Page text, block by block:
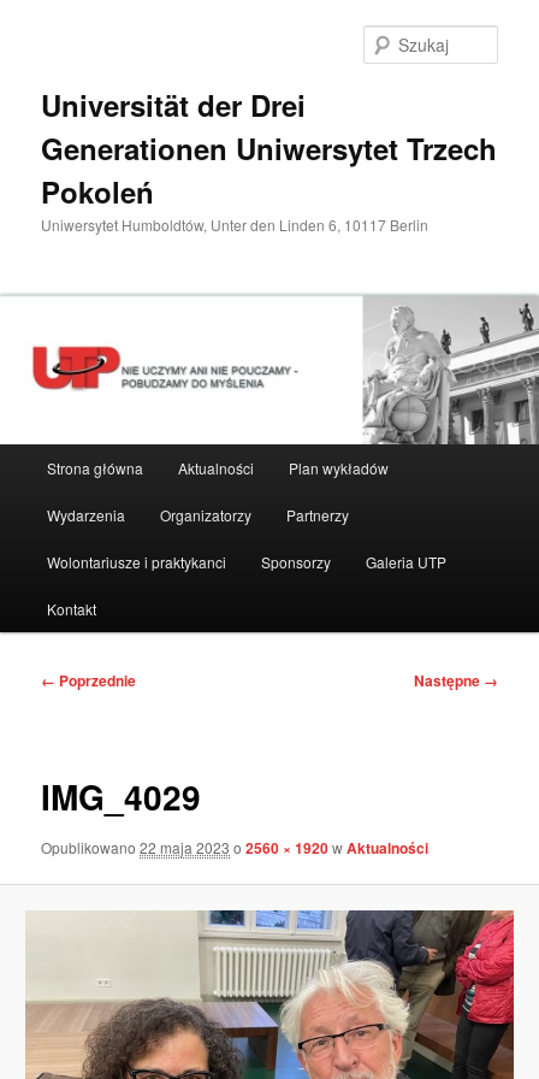
Universität der Drei
Generationen Uniwersytet Trzech
Pokoleń
Uniwersytet Humboldtów, Unter den Linden 6, 10117 Berlin
Strona główna Aktualności Plan wykładów
Wydarzenia Organizatorzy Partnerzy
Wolontariusze i praktykanci Sponsorzy Galeria UTP
Kontakt
Nawigacja
← Poprzednie Następne →
IMG_4029
Opublikowano22 maja 2023 o2560 × 1920wAktualności